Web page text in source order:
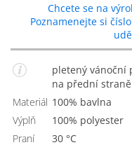
Chcete se na
Poznamenejte si
pletený vánoční polštář strom s bílými bambulkami
na přední straně
Materiál
100% bavlna
Výplň
100% polyester
Praní
30 °C